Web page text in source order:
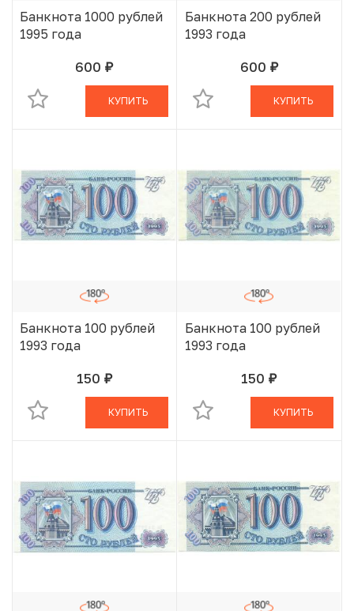
Банкнота 1000 рублей
1995 года
600 руб.
В КОРЗИНЕ
КУПИТЬ
Банкнота 200 рублей
1993 года
600 руб.
В КОРЗИНЕ
КУПИТЬ
Банкнота 100 рублей
1993 года
150 руб.
В КОРЗИНЕ
КУПИТЬ
Банкнота 100 рублей
1993 года
150 руб.
В КОРЗИНЕ
КУПИТЬ